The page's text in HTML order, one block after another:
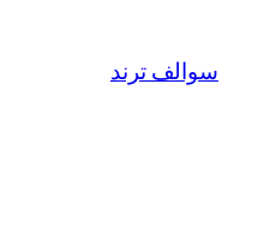
المحتوى
سوالف ترند